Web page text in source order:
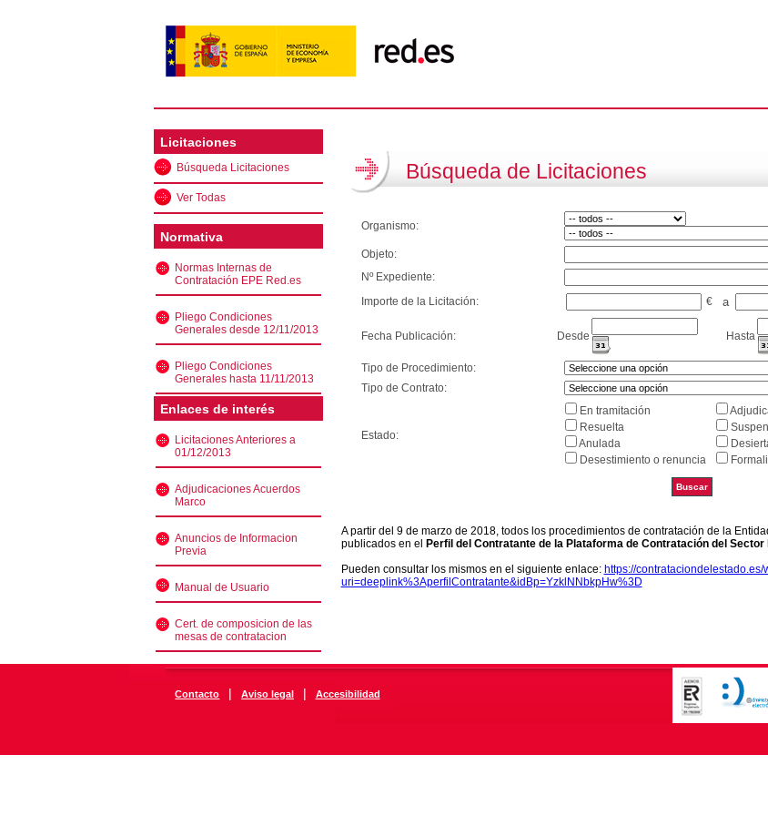
Licitaciones
Búsqueda Licitaciones
Ver Todas
Normativa
Normas Internas de
Contratación EPE Red.es
Pliego Condiciones
Generales desde 12/11/2013
Pliego Condiciones
Generales hasta 11/11/2013
Enlaces de interés
Licitaciones Anteriores a
01/12/2013
Adjudicaciones Acuerdos
Marco
Anuncios de Informacion
Previa
Manual de Usuario
Cert. de composicion de las
mesas de contratacion
Búsqueda de Licitaciones
Organismo:
Objeto:
Nº Expediente:
Importe de la Licitación:
€ a
Fecha Publicación: Desde Hasta
Tipo de Procedimiento:
Tipo de Contrato:
Estado:
En tramitación
Resuelta
Anulada
Desestimiento o renuncia
A partir del 9 de marzo de 2018, todos los procedimientos de contratación de la
publicados en el
Perfil del Contratante de la Plataforma de Contratación del Sector
Pueden consultar los mismos en el siguiente enlace: https://contrataciondelestado.es/
uri=deeplink%3AperfilContratante&idBp=YzklNNbkpHw%3D
Contacto | Aviso legal | Accesibilidad